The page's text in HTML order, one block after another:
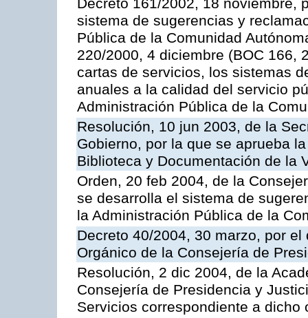
Decreto 161/2002, 18 noviembre,
sistema de sugerencias y
Pública de la Comunidad
220/2000, 4 diciembre (BOC 166,
cartas de servicios, los sistemas
anuales a la calidad del servicio
Administración Pública de la
Resolución, 10 jun 2003, de la
Gobierno, por la que se aprueba
Biblioteca y Documentación de la
Orden, 20 feb 2004, de la
se desarrolla el sistema de
la Administración Pública de la
Decreto 40/2004, 30 marzo, por
Orgánico de la Consejería de
Resolución, 2 dic 2004, de la
Consejería de Presidencia y
Servicios correspondiente a dicho